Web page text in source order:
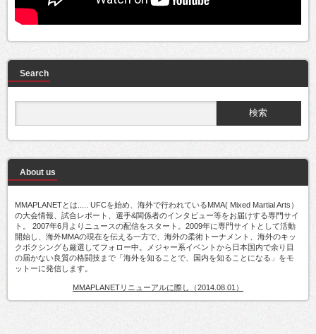
Search
About us
MMAPLANETとは..... UFCを始め、海外で行われているMMA( Mixed Martial Arts）
の大会情報、試合レポート、選手&関係者のインタビュー等をお届けする専門サイ
ト。 2007年6月よりニュースの配信をスタート。2009年に専門サイトとして活動
開始し、海外MMAの現在を伝える一方で、海外の柔術トーナメント、海外のキッ
クボクシングも厳選してフォロー中。メジャー系イベントから日本国内で余り目
の届かない良質の格闘技まで「海外を知ることで、国内を知ることになる」をモ
ットーに発信します。
MMAPLANETリニューアルに際し（2014.08.01）